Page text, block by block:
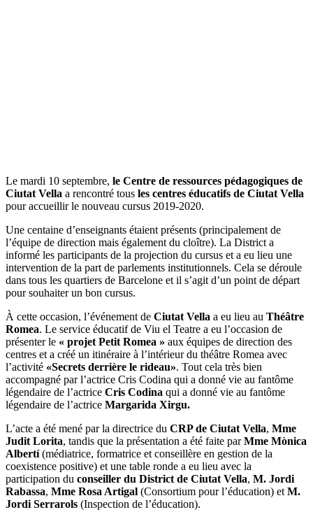
Le mardi 10 septembre, le Centre de ressources pédagogiques de
Ciutat Vella a rencontré tous les centres éducatifs de Ciutat Vella
pour accueillir le nouveau cursus 2019-2020.
Une centaine d’enseignants étaient présents (principalement de
l’équipe de direction mais également du cloître). La District a
informé les participants de la projection du cursus et a eu lieu une
intervention de la part de parlements institutionnels. Cela se déroule
dans tous les quartiers de Barcelone et il s’agit d’un point de départ
pour souhaiter un bon cursus.
À cette occasion, l’événement de Ciutat Vella a eu lieu au Théâtre
Romea. Le service éducatif de Viu el Teatre a eu l’occasion de
présenter le « projet Petit Romea » aux équipes de direction des
centres et a créé un itinéraire à l’intérieur du théâtre Romea avec
l’activité «Secrets derrière le rideau». Tout cela très bien
accompagné par l’actrice Cris Codina qui a donné vie au fantôme
légendaire de l’actrice Cris Codina qui a donné vie au fantôme
légendaire de l’actrice Margarida Xirgu.
L’acte a été mené par la directrice du CRP de Ciutat Vella, Mme
Judit Lorita, tandis que la présentation a été faite parMme Mònica
Albertí(médiatrice, formatrice et conseillère en gestion de la
coexistence positive) et une table ronde a eu lieu avec la
participation du conseiller du District de Ciutat Vella, M. Jordi
Rabassa, Mme Rosa Artigal (Consortium pour l’éducation) etM.
Jordi Serrarols (Inspection de l’éducation).